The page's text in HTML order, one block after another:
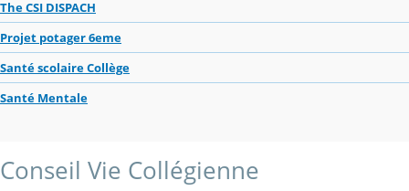
The CSI DISPACH
Projet potager 6eme
Santé scolaire Collège
Santé Mentale
Conseil Vie Collégienne